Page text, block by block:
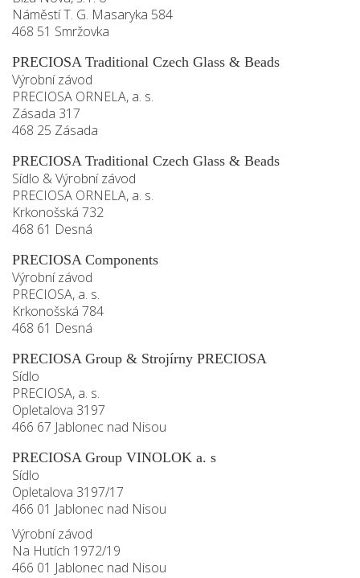
Náměstí T. G. Masaryka 584
468 51 Smržovka
PRECIOSA Traditional Czech Glass & Beads
Výrobní závod
PRECIOSA ORNELA, a. s.
Zásada 317
468 25 Zásada
PRECIOSA Traditional Czech Glass & Beads
Sídlo & Výrobní závod
PRECIOSA ORNELA, a. s.
Krkonošská 732
468 61 Desná
PRECIOSA Components
Výrobní závod
PRECIOSA, a. s.
Krkonošská 784
468 61 Desná
PRECIOSA Group & Strojírny PRECIOSA
Sídlo
PRECIOSA, a. s.
Opletalova 3197
466 67 Jablonec nad Nisou
PRECIOSA Group VINOLOK a. s
Sídlo
Opletalova 3197/17
466 01 Jablonec nad Nisou
Výrobní závod
Na Hutích 1972/19
466 01 Jablonec nad Nisou